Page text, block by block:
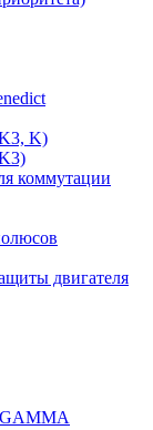
K)
коммутации
двигателя
GAMMA